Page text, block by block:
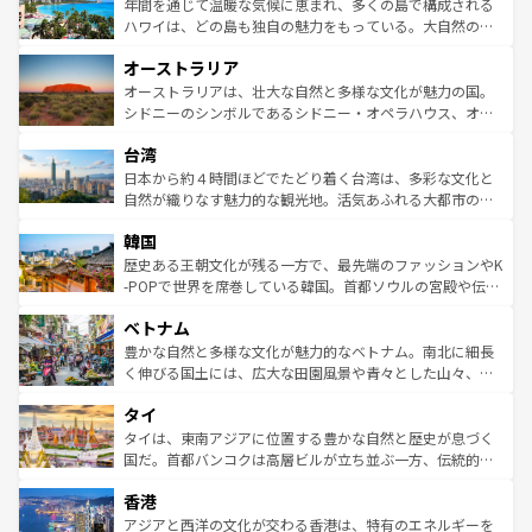
西部には大自然が広がり、グランドキャニオンやイエロー
部のニューオーリンズでは、音楽と美食が融合した独特の
文化が魅力。旅行者はアメリカの各地域で異なる魅力を楽
しみながら、その多様性と豊かな歴史を感じることができ
ならではの贅沢な旅のスタイルだ。 なお、新着のアメリカ
情報はコンテンツ一覧を参照してほしい。
年間を通じて温暖な気候に恵まれ、多くの島で構成される
ハワイは、どの島も独自の魅力をもっている。大自然の神
ワイ島は見逃せない。また、定番の観光地といえばオアフ
島だが、静かな自然を求めるならマウイ島やカウアイ島が
おすすめ。エメラルドグリーンに輝く海をはじめ、豊かな
れるおもてなしの心で訪れる人々を迎えてくれるハワイの
人々、おいしいローカルフードやハワイアンミュージッ
ク、伝統的なフラダンスなど、すべてがハワイの魅力を彩
ワイを、存分に味わってほしい。 なお、新着のハワイ情報
はコンテンツ一覧を参照してほしい。
オーストラリア
オーストラリアは、壮大な自然と多様な文化が魅力の国。
シドニーのシンボルであるシドニー・オペラハウス、オー
リアリーフや大陸中央部にそびえるウルル（エアーズロッ
ク）、タスマニアの美しい原生林やケアンズの熱帯雨林な
ど、見どころがたくさん。また、カフェやワイン、オージ
いる。アクティビティも充実しており、サーフィンやダイ
ビング、ハイキングなど、アウトドア好きにはたまらな
い。オーストラリアの多彩な魅力を存分に味わいつくそ
参照してほしい。
台湾
日本から約４時間ほどでたどり着く台湾は、多彩な文化と
自然が織りなす魅力的な観光地。活気あふれる大都市の台
ン）、静ひつな山岳地帯である台湾東部など、都市の喧騒
と山間の静けさが共存しており、訪れる人に新しい発見と
驚きをもたらしてくれる。また、奥深い台湾の食文化も魅
容にもいいと評判のスイーツなど、バラエティ豊かな料理
が味わえる。 なお、新着の台湾情報は コンテンツ一覧を参
照してほしい。
韓国
歴史ある王朝文化が残る一方で、最先端のファッションやK
-POPで世界を席巻している韓国。首都ソウルの宮殿や伝統
き、地方に足を延ばせば四季折々の自然美を楽しむことが
できる。そして、キムチや焼肉、絶品のストリートフード
まで、さまざまな韓国料理が待っている。夜には、韓国な
リティに包まれながら、韓国の多彩な魅力を心ゆくまで味
わってみてほしい。 なお、新着の韓国情報はコンテンツ一
覧を参照してほしい。
ベトナム
豊かな自然と多様な文化が魅力的なベトナム。南北に細長
く伸びる国土には、広大な田園風景や青々とした山々、世
急速な発展と共に伝統が息づく。ハノイの古い町並みやホ
ーチミン市のフランス統治時代の建物も、独特の雰囲気を
醸し出している。また、バラエティの豊かさとおいしさで
とつ。フォーやバインミー、ベトナムコーヒーなどは、ぜ
ひ現地で味わいたい。どの地域を訪れてもあたたかい人々
タイ
タイは、東南アジアに位置する豊かな自然と歴史が息づく
国だ。首都バンコクは高層ビルが立ち並ぶ一方、伝統的な
の活気が交差している。北部ではチェンマイなどの山岳地
帯で自然と触れ合い、南部ではプーケットやクラビの美し
香港
アジアと西洋の文化が交わる香港は、特有のエネルギーを